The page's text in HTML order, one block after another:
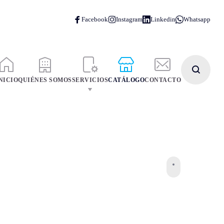
QUIÉNES SOMOSSERVICIOSCATÁLOGOCONTACTO